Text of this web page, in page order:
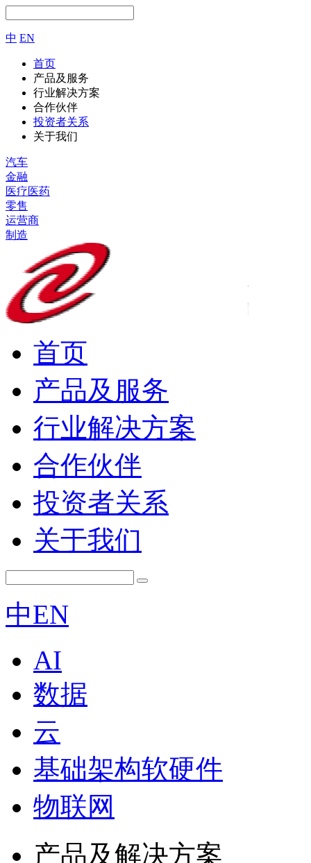
中 EN
首页
产品及服务
行业解决方案
合作伙伴
投资者关系
关于我们
汽车
金融
医疗医药
零售
运营商
制造
首页
产品及服务
行业解决方案
合作伙伴
投资者关系
关于我们
中EN
AI
数据
云
基础架构软硬件
物联网
产品及解决方案